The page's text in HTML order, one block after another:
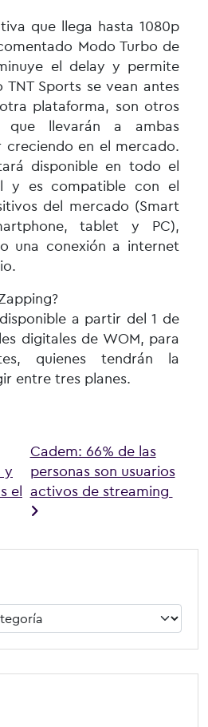
que llega hasta 1080p
Modo Turbo de
el delay y permite
Sports se vean antes
plataforma, son otros
llevarán a ambas
creciendo en el mercado.
disponible en todo el
y es compatible con el
del mercado (Smart
tablet y PC),
una conexión a internet
a partir del 1 de
digitales de WOM, para
quienes tendrán la
entre tres planes.
entradas
y
el
Cadem: 66% de las
personas son usuarios
activos de streaming